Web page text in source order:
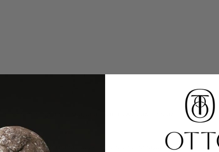
modern bir yorumla buluşturur. Şeffaf yüzey üzerinde uzanan kırmızı
içecek sunumunu estetik bir deneyime dönüştürür. Günlük